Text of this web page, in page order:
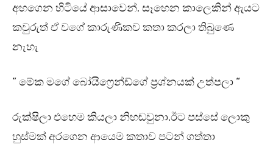
අහගෙන හිටියේ ආසාවෙන්. සෑහෙන කාලෙකින් ඇයට
කවුරුත් ඒ වගේ කාරුණිකව කතා කරලා තිබුණෙ
නැහැ
” මේක මගේ බෝයිෆ්‍රෙන්ඩ්ගේ ප්‍රශ්නයක් උත්පලා “
රුක්ෂිලා එහෙම කියලා නිහඬවුනා.ඊට පස්සේ ලොකු
හුස්මක් අරගෙන ආයෙම කතාව පටන් ගත්තා